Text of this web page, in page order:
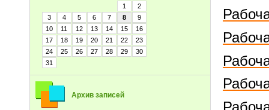
1
2
3
4 5 6 7 8
9
10
11 12 13 14 15
16
17
18 19 20 21 22
23
24
25 26 27 28 29
30
31
Архив записей